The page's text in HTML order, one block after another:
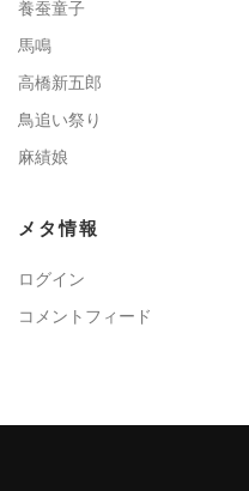
養蚕童子
馬鳴
高橋新五郎
鳥追い祭り
麻績娘
メタ情報
ログイン
コメントフィード